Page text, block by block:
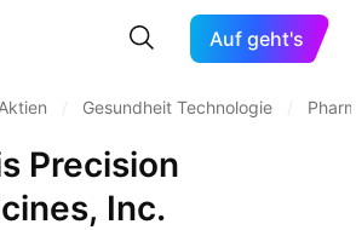
Auf geht's
Aktien Gesundheit Technologie
Precision
Inc.